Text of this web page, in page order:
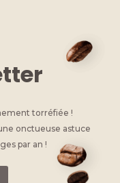
torréfiée !
onctueuse astuce
par an !